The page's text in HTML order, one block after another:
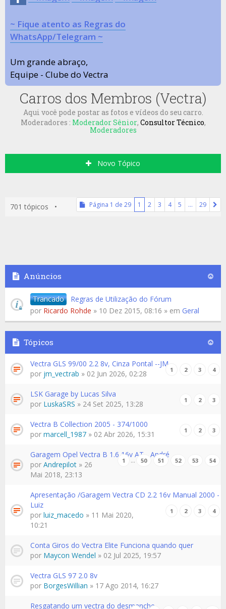
~ Fique atento as Regras do
WhatsApp/Telegram ~
Um grande abraço,
Equipe - Clube do Vectra
Carros dos Membros (Vectra)
Aqui você pode postar as fotos e vídeos do seu carro.
Moderadores : Moderador Sênior, Consultor Técnico,
Moderadores
Novo Tópico
701 tópicos • Página 1 de 29 1 2 3 4 5 … 29
Anúncios
Trancado
Regras de Utilização do Fórum
por Ricardo Rohde » 10 Dez 2015, 08:16 » em Geral
Tópicos
Vectra GLS 99/00 2.2 8v, Cinza Pontal --JM
1 2 3 4
por jm_vectrab » 02 Jun 2026, 02:28
LSK Garage by Lucas Silva
1 2 3
por LuskaSRS » 24 Set 2025, 13:28
Vectra B Collection 2005 - 374/1000
1 2 3
por marcell_1987 » 02 Abr 2026, 15:31
Garagem Opel Vectra B 1.6 16v AT - André
1 … 50 51 52 53 54
por Andrepilot » 26
Mai 2018, 23:13
Apresentação /Garagem Vectra CD 2.2 16v Manual 2000 -
Luiz
1 2 3 4
por luiz_macedo » 11 Mai 2020,
10:21
Conta Giros do Vectra Elite Funciona quando quer
por Maycon Wendel » 02 Jul 2025, 19:57
Vectra GLS 97 2.0 8v
por BorgesWillian » 17 Ago 2014, 16:27
Resgatando um vectra do desmanche